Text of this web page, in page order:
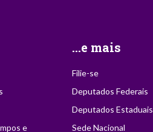
e
...e mais
Filie-se
Deputados Federais
Deputados Estaduais
Sede Nacional